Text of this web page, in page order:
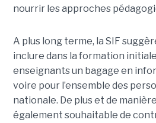
nourrir les approches
A plus long terme, la SIF
inclure dans la formation
enseignants un bagage en
voire pour l’ensemble des
nationale. De plus et de
également souhaitable de